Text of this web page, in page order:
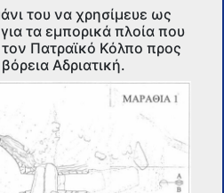
του να χρησίμευε ως
τα εμπορικά πλοία που
Πατραϊκό Κόλπο προς
Αδριατική.